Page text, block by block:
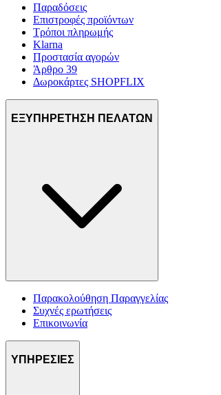
Παραδόσεις
Επιστροφές προϊόντων
Τρόποι πληρωμής
Klarna
Προστασία αγορών
Άρθρο 39
Δωροκάρτες SHOPFLIX
ΕΞΥΠΗΡΕΤΗΣΗ ΠΕΛΑΤΩΝ
Παρακολούθηση Παραγγελίας
Συχνές ερωτήσεις
Επικοινωνία
ΥΠΗΡΕΣΙΕΣ